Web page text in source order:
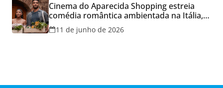
Cinema do Aparecida Shopping estreia
comédia romântica ambientada na Itália,
hoje e lança promoção para o Dia dos
Namorados
11 de junho de 2026